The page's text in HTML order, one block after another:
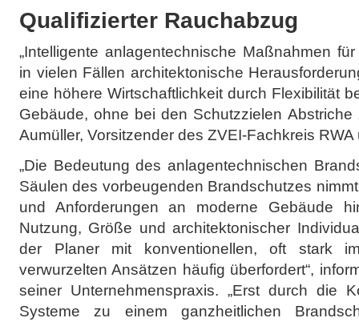
Qualifizierter Rauchabzug
„Intelligente anlagentechnische Maßnahmen
in vielen Fällen architektonische
eine höhere Wirtschaftlichkeit durch Flexibilität
Gebäude, ohne bei den Schutzzielen
Aumüller, Vorsitzender des ZVEI-Fachkreis
„Die Bedeutung des anlagentechnischen
Säulen des vorbeugenden Brandschutzes
und Anforderungen an moderne Gebäude
Nutzung, Größe und architektonischer
der Planer mit konventionellen, oft stark
verwurzelten Ansätzen häufig überfordert“,
seiner Unternehmenspraxis. „Erst durch die
Systeme zu einem ganzheitlichen